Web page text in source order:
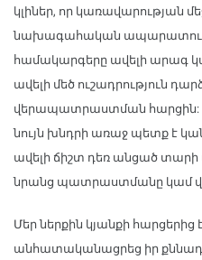
կլիներ, որ կառավարության
նախագահական ապարատում
համակարգերը ավելի արագ
ավելի մեծ ուշադրություն
վերապատրաստման հարցին:
նույն խնդրի առաջ պետք է
ավելի ճիշտ դեռ անցած տարի
նրանց պատրաստմանը կամ
Մեր ներքին կյանքի հարցերից
անհատականացրեց իր